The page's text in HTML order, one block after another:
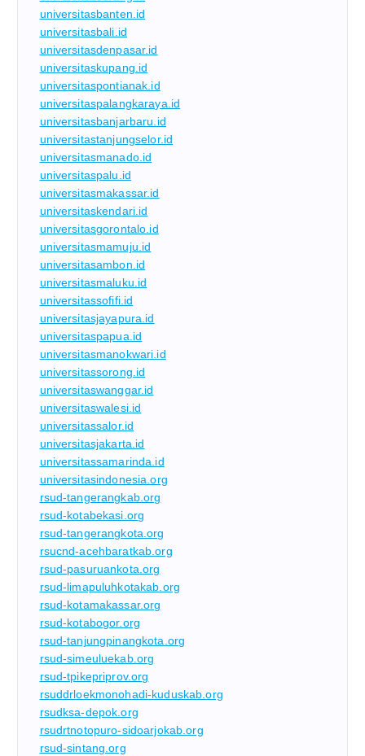
universitasbanten.id
universitasbali.id
universitasdenpasar.id
universitaskupang.id
universitaspontianak.id
universitaspalangkaraya.id
universitasbanjarbaru.id
universitastanjungselor.id
universitasmanado.id
universitaspalu.id
universitasmakassar.id
universitaskendari.id
universitasgorontalo.id
universitasmamuju.id
universitasambon.id
universitasmaluku.id
universitassofifi.id
universitasjayapura.id
universitaspapua.id
universitasmanokwari.id
universitassorong.id
universitaswanggar.id
universitaswalesi.id
universitassalor.id
universitasjakarta.id
universitassamarinda.id
universitasindonesia.org
rsud-tangerangkab.org
rsud-kotabekasi.org
rsud-tangerangkota.org
rsucnd-acehbaratkab.org
rsud-pasuruankota.org
rsud-limapuluhkotakab.org
rsud-kotamakassar.org
rsud-kotabogor.org
rsud-tanjungpinangkota.org
rsud-simeuluekab.org
rsud-tpikepriprov.org
rsuddrloekmonohadi-kuduskab.org
rsudksa-depok.org
rsudrtnotopuro-sidoarjokab.org
rsud-sintang.org